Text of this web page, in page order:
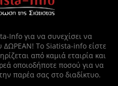
Info για να συνεχίσει να
ΔΩΡΕΑΝ! Το Siatista-info είστε
από καμιά εταιρία και
οποιοδήποτε ποσού για να
παρέα σας στο διαδίκτυο.